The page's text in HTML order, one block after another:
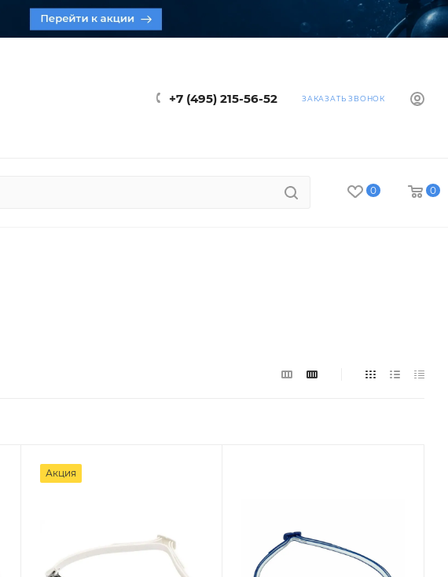
+7 (495) 215-56-52 ЗАКАЗАТЬ ЗВОНОК
0 0
Акция